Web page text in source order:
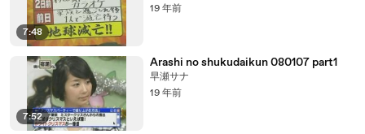
7:48
19 年前
7:52
Arashi no shukudaikun 080107 part1
早瀬サナ
19 年前